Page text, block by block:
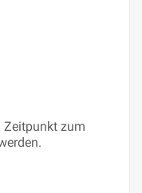
Zeitpunkt zum